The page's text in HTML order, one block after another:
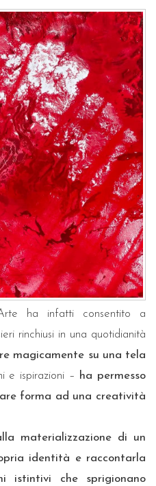
ha infatti consentito a
rinchiusi in una quotidianità
magicamente su una tela
e ispirazioni – ha permesso
forma ad una creatività
materializzazione di un
identità e raccontarla
istintivi che sprigionano